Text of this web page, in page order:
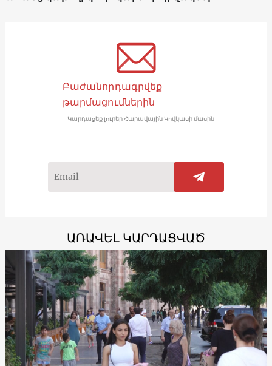
Բաժանորդագրվեք
թարմացումներին
Կարդացեք լուրեր Հարավային Կովկասի մասին
ԱՌԱՎԵԼ ԿԱՐԴԱՑՎԱԾ